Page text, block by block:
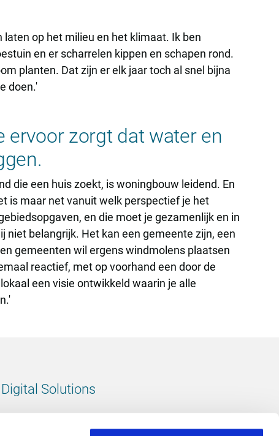
op het milieu en het klimaat. Ik ben
en er scharrelen kippen en schapen rond.
planten. Dat zijn er elk jaar toch al snel bijna
doen.'
ervoor zorgt dat water en
die een huis zoekt, is woningbouw leidend. En
is maar net vanuit welk perspectief je het
en die moet je gezamenlijk en in
belangrijk. Het kan een gemeente zijn, een
gemeenten wil ergens windmolens plaatsen
reactief, met op voorhand een door de
een visie ontwikkeld waarin je alle
Digital Solutions